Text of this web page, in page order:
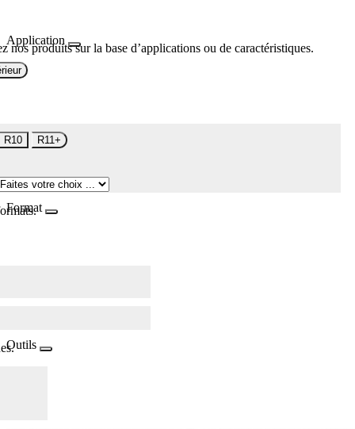
Application
nos produits sur la base d’applications ou de caractéristiques.
R10 R11+
Format
Outils